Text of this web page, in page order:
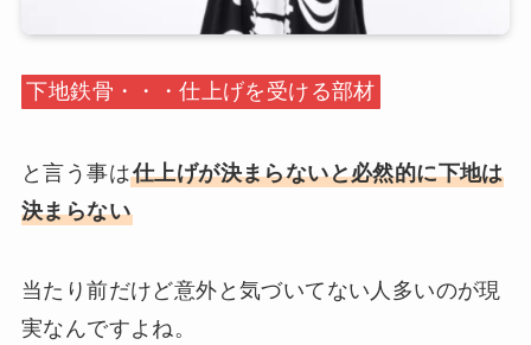
下地鉄骨・・・仕上げを受ける部材
と言う事は仕上げが決まらないと必然的に下地は
決まらない
当たり前だけど意外と気づいてない人多いのが現
実なんですよね。